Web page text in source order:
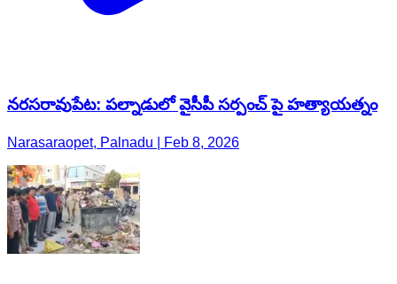
నరసరావుపేట: పల్నాడులో వైసీపీ సర్పంచ్ పై హత్యాయత్నం
Narasaraopet, Palnadu | Feb 8, 2026